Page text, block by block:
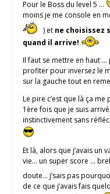
Pour le Boss du level 5 …
moins je me console en
) et ne choisissez
quand il arrive!
Il faut se mettre en haut
profiter pour inversez le
sur la gauche tout en
Le pire c’est que là ça
1ère fois que je suis
instinctivement sans
Et là, alors que j’avais un
vie… un super score …
doute… j’sais pas
de ce que j’avais fais